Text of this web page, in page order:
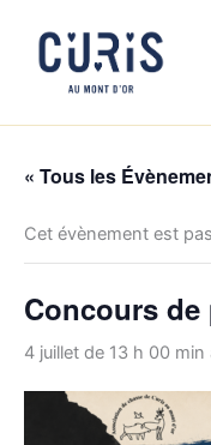
contenu
« Tous les
Cet évènement est
Concours de
4 juillet de 13 h 00 min